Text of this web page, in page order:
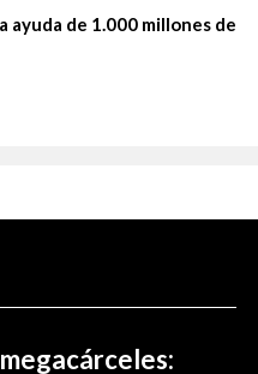
ayuda de 1.000 millones de